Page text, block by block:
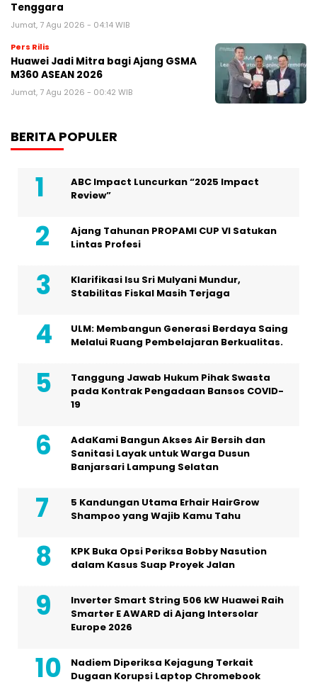
Tenggara
Jumat, 7 Agu 2026 - 04:14 WIB
Pers Rilis
Huawei Jadi Mitra bagi Ajang GSMA
M360 ASEAN 2026
Jumat, 7 Agu 2026 - 00:42 WIB
BERITA POPULER
ABC Impact Luncurkan “2025 Impact
Review”
Ajang Tahunan PROPAMI CUP VI Satukan
Lintas Profesi
Klarifikasi Isu Sri Mulyani Mundur,
Stabilitas Fiskal Masih Terjaga
ULM: Membangun Generasi Berdaya Saing
Melalui Ruang Pembelajaran Berkualitas.
Tanggung Jawab Hukum Pihak Swasta
pada Kontrak Pengadaan Bansos COVID-
19
AdaKami Bangun Akses Air Bersih dan
Sanitasi Layak untuk Warga Dusun
Banjarsari Lampung Selatan
5 Kandungan Utama Erhair HairGrow
Shampoo yang Wajib Kamu Tahu
KPK Buka Opsi Periksa Bobby Nasution
dalam Kasus Suap Proyek Jalan
Inverter Smart String 506 kW Huawei Raih
Smarter E AWARD di Ajang Intersolar
Europe 2026
Nadiem Diperiksa Kejagung Terkait
Dugaan Korupsi Laptop Chromebook